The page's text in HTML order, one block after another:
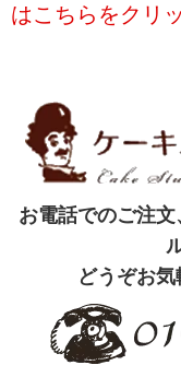
はこちらをクリ
お電話でのご注
どうぞお